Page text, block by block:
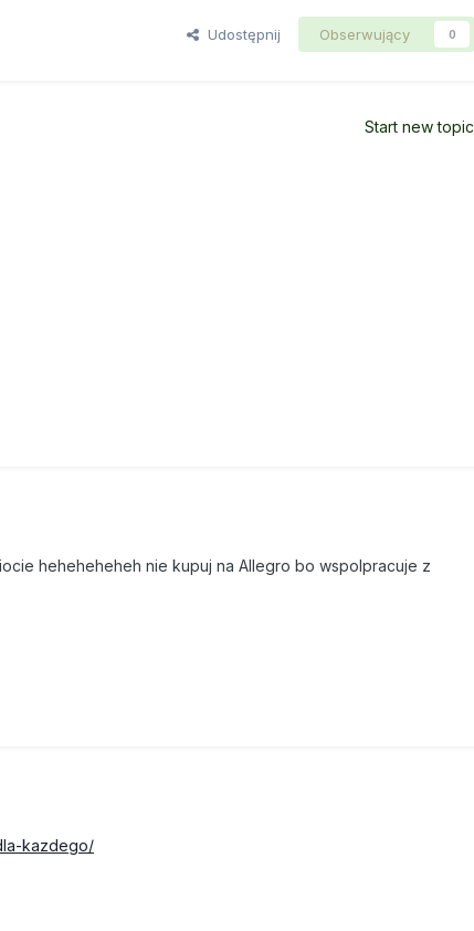
Udostępnij Obserwujący 0
Start new topic
heheheheheh nie kupuj na Allegro bo wspolpracuje z
kazdego/